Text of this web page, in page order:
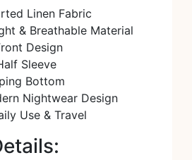
Linen Fabric
& Breathable Material
Design
Sleeve
Bottom
Nightwear Design
Use & Travel